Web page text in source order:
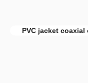
PVC jacket coaxial